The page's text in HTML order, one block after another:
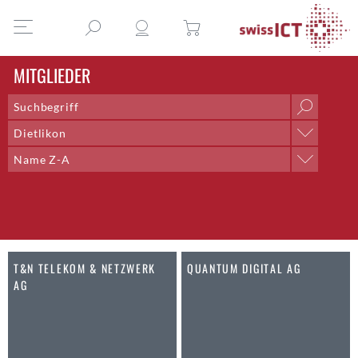
MITGLIEDER
Dietlikon
Ort
Aarau
Altdorf UR
Altendorf
Name Z-A
Sortieren nach
Ort Z-A
T&N TELEKOM & NETZWERK
AG
QUANTUM DIGITAL AG